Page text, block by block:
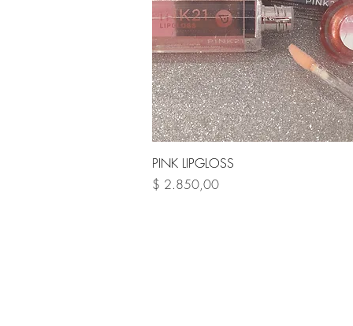
PINK LIPGLOSS
Precio
$ 2.850,00